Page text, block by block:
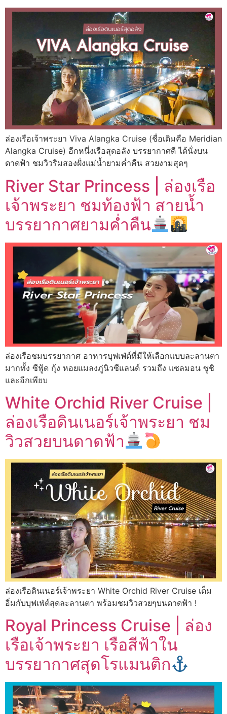
ล่องเรือเจ้าพระยา Viva Alangka Cruise (ชื่อเดิมคือ Meridian
Alangka Cruise) อีกหนึ่งเรือสุดอลัง บรรยากาศดี ได้นั่งบน
ดาดฟ้า ชมวิวริมสองฝั่งแม่น้ำยามค่ำคืน สวยงามสุดๆ
River Star Princess | ล่องเรือ
เจ้าพระยา ชมท้องฟ้า สายน้ำ
บรรยากาศยามค่ำคืน
ล่องเรือชมบรรยากาศ อาหารบุฟเฟ่ต์ที่มีให้เลือกแบบละลานตา
มากทั้ง ซีฟู้ด กุ้ง หอยแมลงภู่นิวซีแลนด์ รวมถึง แซลมอน ซูชิ
และอีกเพียบ
White Orchid River Cruise |
ล่องเรือดินเนอร์เจ้าพระยา ชม
วิวสวยบนดาดฟ้า
ล่องเรือดินเนอร์เจ้าพระยา White Orchid River Cruise เต็ม
อิ่มกับบุฟเฟ่ต์สุดละลานตา พร้อมชมวิวสวยๆบนดาดฟ้า !
Royal Princess Cruise | ล่อง
เรือเจ้าพระยา เรือสีฟ้าใน
บรรยากาศสุดโรแมนติก